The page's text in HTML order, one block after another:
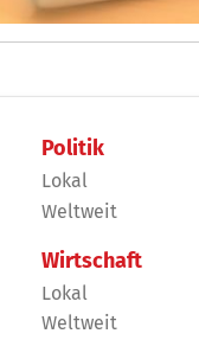
Politik
Lokal
Weltweit
Wirtschaft
Lokal
Weltweit